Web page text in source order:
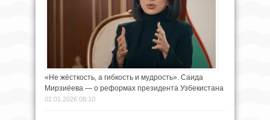
«Не жёсткость, а гибкость и мудрость». Саида
Мирзиёева — о реформах президента Узбекистана
02.01.2026 08:10